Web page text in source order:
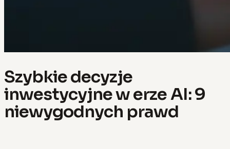
Szybkie decyzje
inwestycyjne w erze AI: 9
niewygodnych prawd